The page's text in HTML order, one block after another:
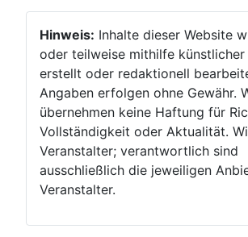
Hinweis: Inhalte dieser Website
oder teilweise mithilfe künstlicher
erstellt oder redaktionell
Angaben erfolgen ohne Gewähr.
übernehmen keine Haftung für
Vollständigkeit oder Aktualität.
Veranstalter; verantwortlich sind
ausschließlich die jeweiligen
Veranstalter.